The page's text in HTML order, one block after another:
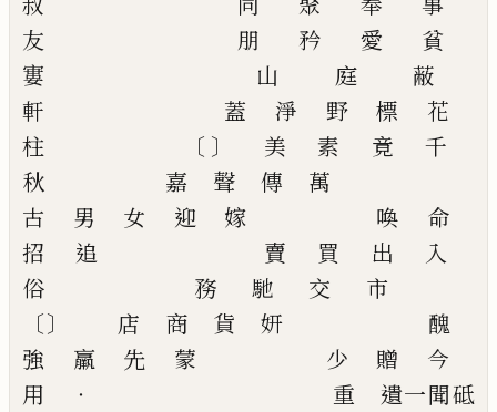
友
朋 矜 愛
貧
寠
山 庭
蔽
軒
蓋 淨 野 標
花
柱
〔 〕 美 素 竟
千
秋
嘉 聲 傳
萬
古
男 女 迎 嫁 喚
命
招
追 賣 買 出
入
俗
務 馳 交
市
〔〕 店 商 貨 妍
醜
強
羸 先 蒙 少 贈
今
用
‧ 重 遺一聞砥